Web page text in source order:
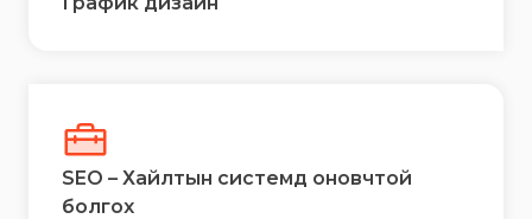
SEO – Хайлтын системд оновчтой
болгох